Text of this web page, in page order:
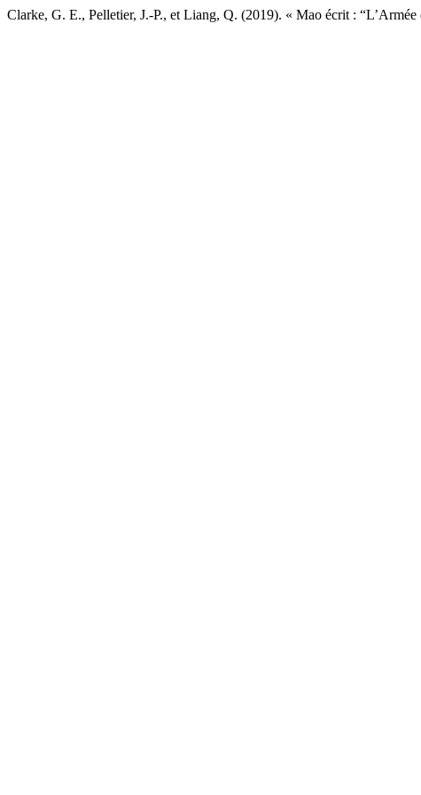
Clarke, G. E., Pelletier, J.-P., et Liang, Q. (2019). « Mao écrit :